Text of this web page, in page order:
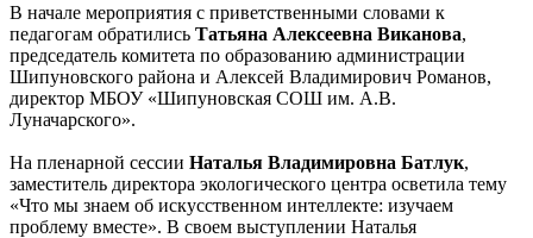
В начале мероприятия с приветственными словами к
педагогам обратились Татьяна Алексеевна Виканова,
председатель комитета по образованию администрации
Шипуновского района и Алексей Владимирович Романов,
директор МБОУ «Шипуновская СОШ им. А.В.
Луначарского».
На пленарной сессии Наталья Владимировна Батлук,
заместитель директора экологического центра осветила тему
«Что мы знаем об искусственном интеллекте: изучаем
проблему вместе». В своем выступлении Наталья